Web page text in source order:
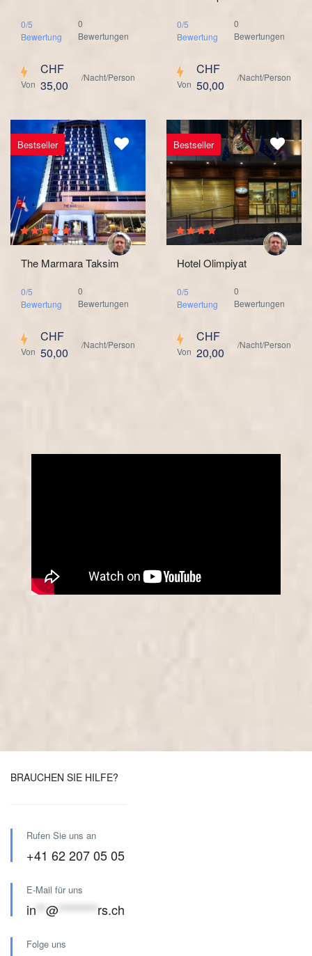
0/5
Bewertung
0
Bewertungen
Von
CHF
35,00
/Nacht/Person
0/5
Bewertung
0
Bewertungen
Von
CHF
50,00
/Nacht/Person
Bestseller
The Marmara Taksim
0/5
Bewertung
0
Bewertungen
Von
CHF
50,00
/Nacht/Person
Bestseller
Hotel Olimpiyat
0/5
Bewertung
0
Bewertungen
Von
CHF
20,00
/Nacht/Person
BRAUCHEN SIE HILFE?
Rufen Sie uns an
+41 62 207 05 05
E-Mail für uns
in @ ******** rs.ch
Folge uns